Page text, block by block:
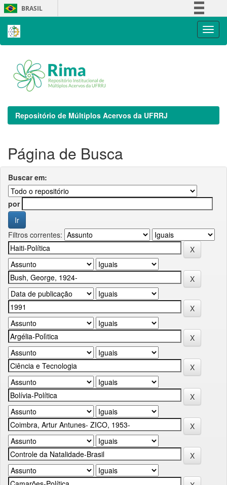
Skip
navigation
BRASIL
Repositório de Múltiplos Acervos da UFRRJ
Página de Busca
Buscar em:
por
Filtros correntes: